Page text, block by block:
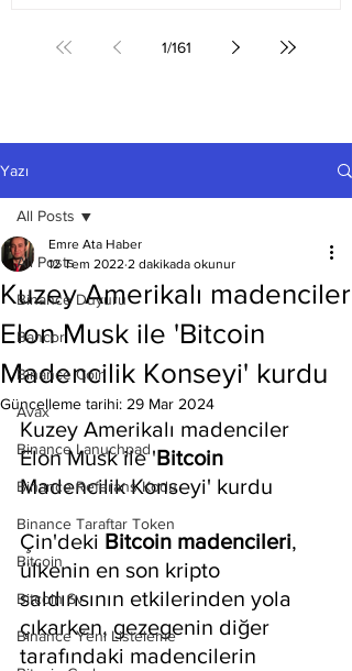
1/161
Yazı
All Posts
Binance Duyuru
Bancor
Binance Coin
Avax
Binance Lanuchpad
Binance Referans Kodu
Binance Taraftar Token
Bitcoin
Bitcoin Sv
Binance Yeni Listeleme
All Posts
Kuzey Amerikalı madenciler
Elon Musk ile 'Bitcoin
Madencilik Konseyi' kurdu
Emre Ata Haber
12 Tem 2022 2 dakikada okunur
Güncelleme tarihi: 29 Mar 2024
Kuzey Amerikalı madenciler
Elon Musk ile 'Bitcoin
Madencilik Konseyi' kurdu
Çin'deki Bitcoin madencileri,
ülkenin en son kripto
saldırısının etkilerinden yola
çıkarken, gezegenin diğer
tarafındaki madencilerin